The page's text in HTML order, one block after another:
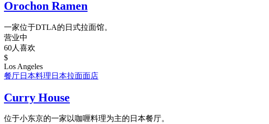
Orochon Ramen
一家位于DTLA的日式拉面馆。
营业中
60人喜欢
$
Los Angeles
餐厅日本料理 日本拉面面店
Curry House
位于小东京的一家以咖喱料理为主的日本餐厅。